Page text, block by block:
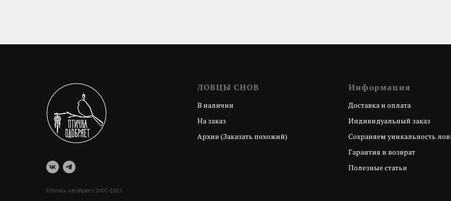
Птичка одобряет 2007-2025
ЛОВЦЫ СНОВ
В наличии
На заказ
Архив (Заказать похожий)
Информация
Доставка и оплата
Индивидуальный заказ
Сохраняем уникальность
Гарантия и возврат
Полезные статьи